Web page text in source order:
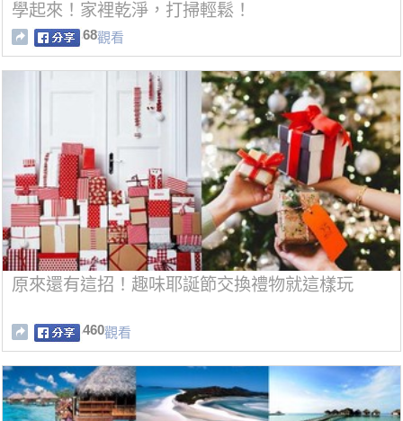
學起來！家裡乾淨，打掃輕鬆！
68觀看
原來還有這招！趣味耶誕節交換禮物就這樣玩
460觀看